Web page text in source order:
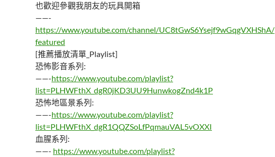
也歡迎參觀我朋友的玩具開箱
——-
https://www.youtube.com/channel/UC8tGwS6Ysejf9wGqgVXHShA/
featured
[推薦播放清單_Playlist]
恐怖影音系列:
——-https://www.youtube.com/playlist?
list=PLHWFthX_dgR0jKD3UU9HunwkogZnd4k1P
恐怖地區景系列:
——-https://www.youtube.com/playlist?
list=PLHWFthX_dgR1QQZSoLfPqmauVAL5vOXXI
血腥系列:
——- https://www.youtube.com/playlist?